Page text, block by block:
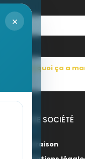
×
Pourquoi ça a
NOTRE SOCIÉTÉ
Livraison